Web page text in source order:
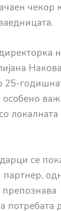
чекор
25-
особено
локалната
се
партнер,
препознава
потребата